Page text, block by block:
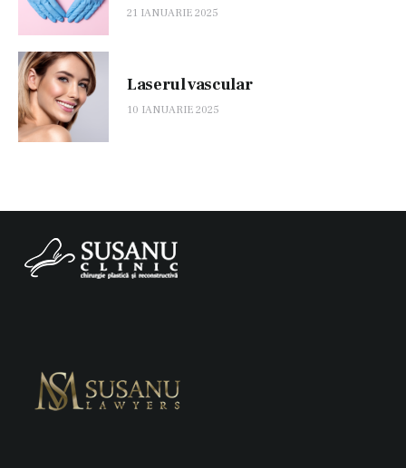
21 IANUARIE 2025
Laserul vascular
10 IANUARIE 2025